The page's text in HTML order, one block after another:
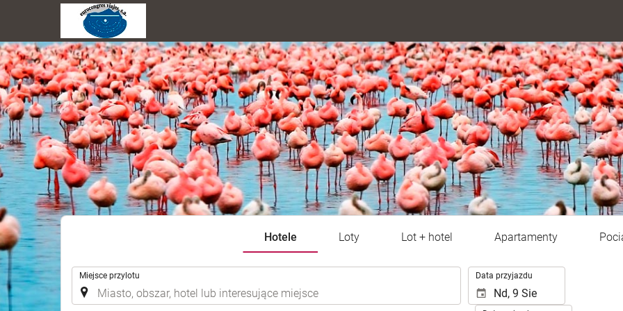
Hotele Loty Lot + hotel Apartamenty
Miejsce przylotu Data przyjazdu